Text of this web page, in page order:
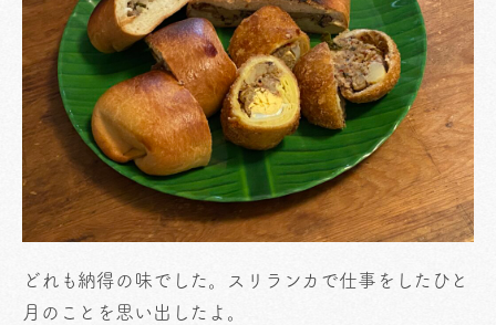
どれも納得の味でした。スリランカで仕事をしたひと
月のことを思い出したよ。